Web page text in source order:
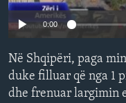
INTERVISTA
DITARI
0:00
Në Shqipëri, paga
duke filluar që nga 1
dhe frenuar largimin